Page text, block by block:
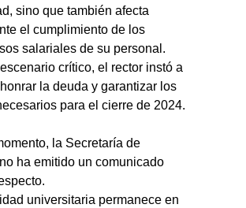
sino que también afecta
el cumplimiento de los
salariales de su personal.
crítico, el rector instó a
la deuda y garantizar los
para el cierre de 2024.
la Secretaría de
ha emitido un comunicado
universitaria permanece en